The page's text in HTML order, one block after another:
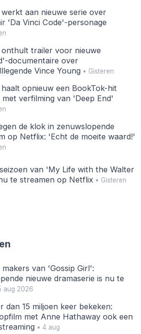
aan nieuwe serie over
'Da Vinci Code'-personage
trailer voor nieuwe
documentaire over
Vince Young• Gisteren
opnieuw een BookTok-hit
met verfilming van 'Deep End'
de klok in zenuwslopende
op Netflix: 'Echt de moeite waard!'
van 'My Life with the Walter
te streamen op Netflix • Gisteren
makers van 'Gossip Girl':
nieuwe dramaserie is nu te
aug 2026
dan 15 miljoen keer bekeken:
met Anne Hathaway ook een
• 4 aug